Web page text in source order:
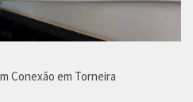
Conexão em Torneira